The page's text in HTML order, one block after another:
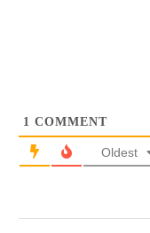
1 COMMENT
Oldest